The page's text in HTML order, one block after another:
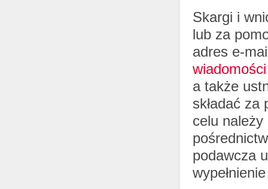
Skargi i
lub za
adres e-
a także
składać
celu należy
podawcza